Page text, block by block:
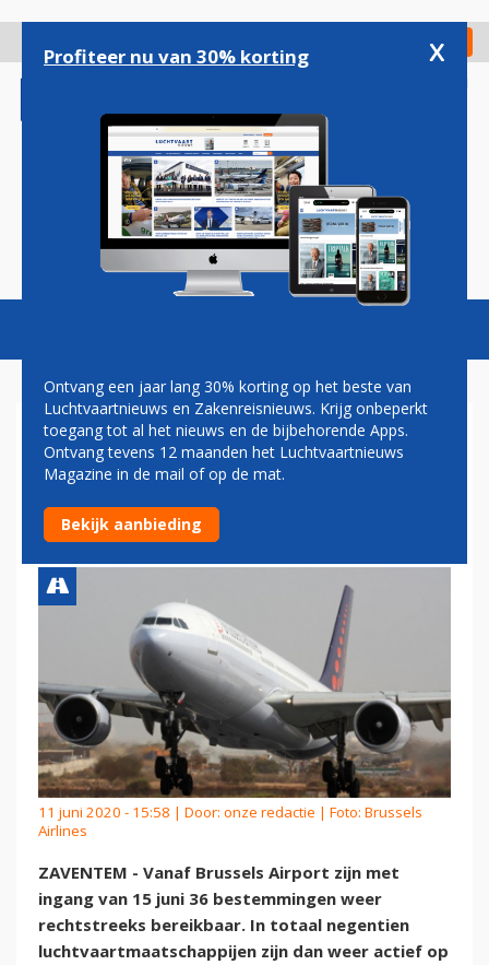
gaan
Check in
Magazine Podcasts Vacatures
BRUSSELS AIRPORT: 36
BESTEMMINGEN BEREIKBAAR
VANAF 15 JUNI
11 juni 2020 - 15:58 | Door: onze redactie | Foto: Brussels
Airlines
ZAVENTEM - Vanaf Brussels Airport zijn met
ingang van 15 juni 36 bestemmingen weer
rechtstreeks bereikbaar. In totaal negentien
luchtvaartmaatschappijen zijn dan weer actief op
Profiteer nu van 30% korting x
Ontvang een jaar lang 30% korting op het beste van
Luchtvaartnieuws en Zakenreisnieuws. Krijg onbeperkt
toegang tot al het nieuws en de bijbehorende Apps.
Ontvang tevens 12 maanden het Luchtvaartnieuws
Magazine in de mail of op de mat.
Bekijk aanbieding